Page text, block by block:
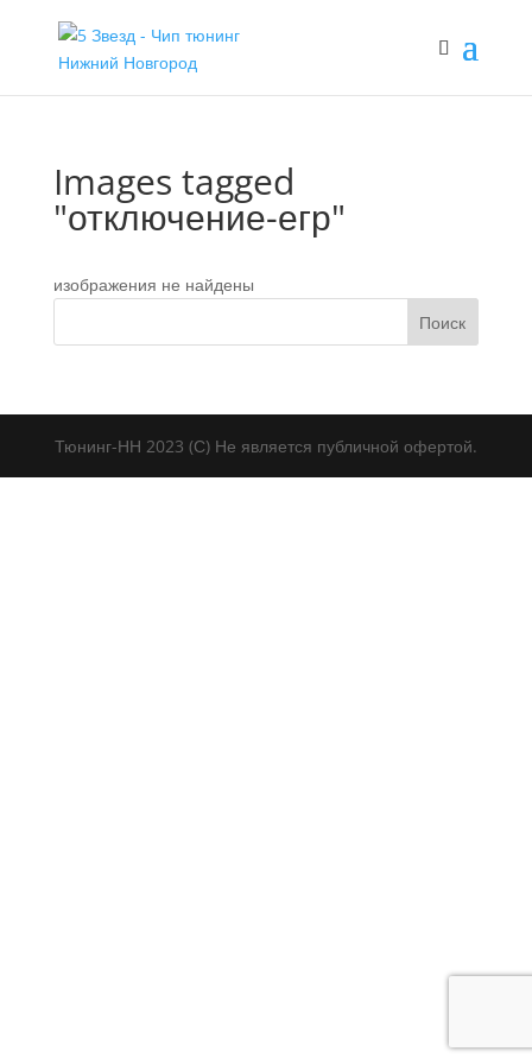
Images tagged
"отключение-егр"
изображения не найдены
Тюнинг-НН 2023 (С) Не является публичной офертой.